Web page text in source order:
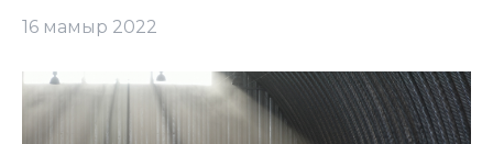
16 мамыр 2022